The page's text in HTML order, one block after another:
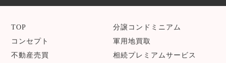
TOP
コンセプト
不動産売買
分譲コンドミニアム
軍用地買取
相続プレミアムサービス